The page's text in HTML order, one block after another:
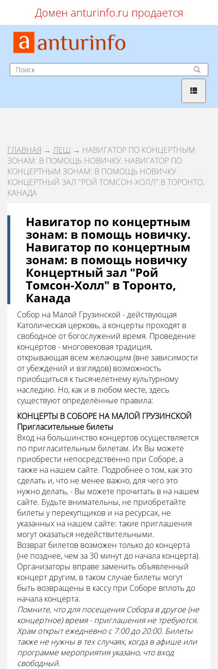
Домен anturinfo.ru продается
ГЛАВНАЯ → ЛЕЩ → НАВИГАТОР ПО КОНЦЕРТНЫМ
ЗОНАМ: В ПОМОЩЬ НОВИЧКУ. НАВИГАТОР ПО
КОНЦЕРТНЫМ ЗОНАМ: В ПОМОЩЬ НОВИЧКУ
КОНЦЕРТНЫЙ ЗАЛ "РОЙ ТОМСОН-ХОЛЛ" В ТОРОНТО,
КАНАДА
Навигатор по концертным
зонам: в помощь новичку.
Навигатор по концертным
зонам: в помощь новичку
Концертный зал "Рой
Томсон-Холл" в Торонто,
Канада
Собор на Малой Грузинской - действующая
Католическая церковь, а концерты проходят в
свободное от богослужений время. Проведение
концертов - многовековая традиция,
открывающая всем желающим (вне зависимости
от убеждений и взглядов) возможность
приобщиться к тысячелетнему культурному
наследию. Но, как и в любом месте, здесь
существуют определённые правила:
КОНЦЕРТЫ В СОБОРЕ НА МАЛОЙ ГРУЗИНСКОЙ
Пригласительные билеты
Вход на большинство концертов осуществляется
по пригласительным билетам. Их Вы можете
приобрести непосредственно при Соборе, а
также на нашем сайте. Подробнее о том, как это
сделать и, что не менее важно, для чего это
нужно делать, - Вы можете прочитать в на нашем
сайте. Будьте внимательны, не приобретайте
билеты у перекупщиков и на ресурсах, не
указанных на нашем сайте: такие приглашения
могут оказаться недействительными.
Возврат билетов возможен только до концерта
(не позднее, чем за 30 минут до начала концерта).
Организаторы вправе заменить объявленный
концерт другим, в таком случае билеты могут
быть возвращены в кассу при Соборе вплоть до
начала концерта.
Помните, что для посещения Собора в другое (не
концертное) время - приглашения не требуются.
Храм открыт ежедневно с 7:00 до 20:00. Билеты
также не нужны в тех случаях, когда в афише или
программе мероприятия указано, что вход
свободный.